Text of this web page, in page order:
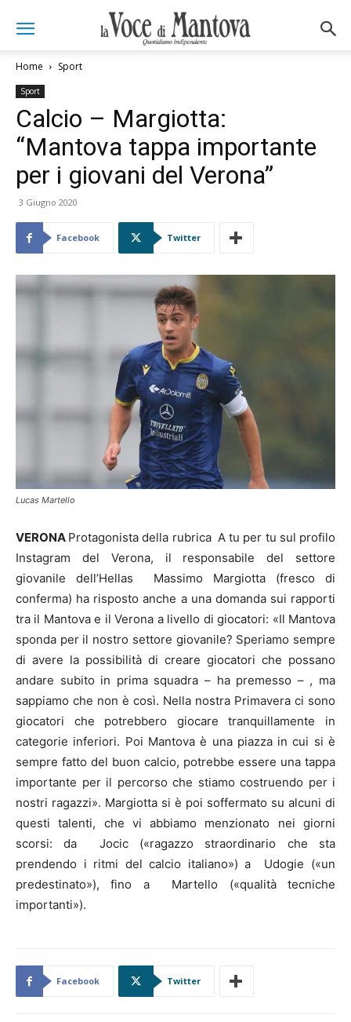
Home Sport
Sport
Calcio – Margiotta:
“Mantova tappa importante
per i giovani del Verona”
3 Giugno 2020
Facebook Twitter
Lucas Martello
VERONA Protagonista della rubrica A tu per tu sul profilo
Instagram del Verona, il responsabile del settore
giovanile dell’Hellas Massimo Margiotta (fresco di
conferma) ha risposto anche a una domanda sui rapporti
tra il Mantova e il Verona a livello di giocatori: «Il Mantova
sponda per il nostro settore giovanile? Speriamo sempre
di avere la possibilità di creare giocatori che possano
andare subito in prima squadra – ha premesso – , ma
sappiamo che non è così. Nella nostra Primavera ci sono
giocatori che potrebbero giocare tranquillamente in
categorie inferiori. Poi Mantova è una piazza in cui si è
sempre fatto del buon calcio, potrebbe essere una tappa
importante per il percorso che stiamo costruendo per i
nostri ragazzi». Margiotta si è poi soffermato su alcuni di
questi talenti, che vi abbiamo menzionato nei giorni
scorsi: da Jocic («ragazzo straordinario che sta
prendendo i ritmi del calcio italiano») a Udogie («un
predestinato»), fino a Martello («qualità tecniche
importanti»).
Facebook Twitter